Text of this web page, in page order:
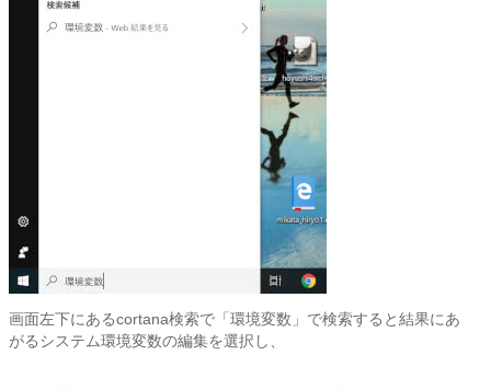
画面左下にあるcortana検索で「環境変数」で検索すると結果にあ
がるシステム環境変数の編集を選択し、